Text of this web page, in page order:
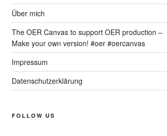
Über mich
The OER Canvas to support OER production –
Make your own version! #oer #oercanvas
Impressum
Datenschutzerklärung
FOLLOW US